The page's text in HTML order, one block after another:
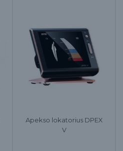
Apekso lokatorius DPEX
V